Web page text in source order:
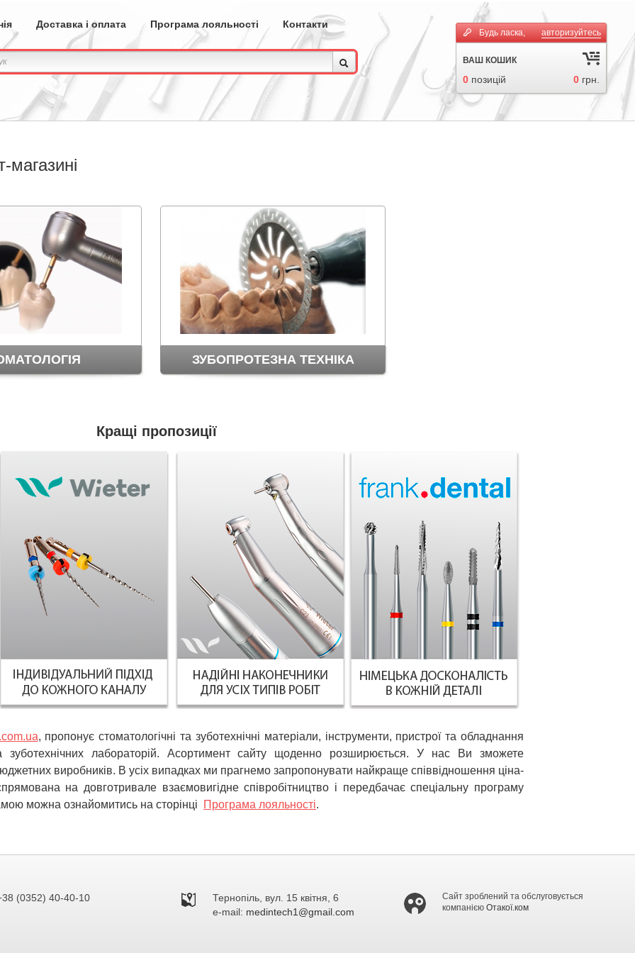
Доставка і оплата Програма лояльності Контакти
Будь ласка, авторизуйтесь
ВАШ КОШИК
0 позицій 0грн.
магазині
ЗУБОПРОТЕЗНА ТЕХНІКА
Кращі пропозиції
, пропонує стоматологічні та зуботехнічні матеріали, інструменти, пристрої та обладнання
зуботехнічних лабораторій. Асортимент сайту щоденно розширюється. У нас Ви зможете
виробників. В усіх випадках ми прагнемо запропонувати найкраще співвідношення ціна-
на довготривале взаємовигідне співробітництво і передбачає спеціальну програму
можна ознайомитись на сторінці
Програма лояльності.
(0352) 40-40-10
Тернопіль, вул. 15 квітня, 6
e-mail: medintech1@gmail.com
Сайт зроблений та обслуговується
компанією Отакої.ком